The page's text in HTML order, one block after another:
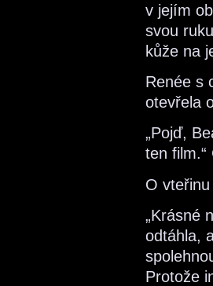
v jejím
svou
kůže na
Renée s
otevřela
„Pojď,
ten
O
„Krásné
odtáhla,
Protože